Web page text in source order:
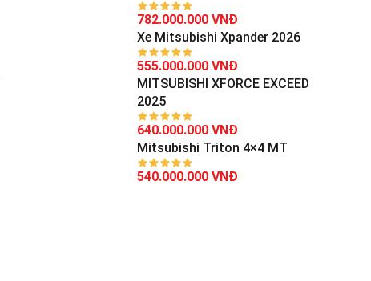
782.000.000 VNĐ
Xe Mitsubishi Xpander 2026
555.000.000 VNĐ
MITSUBISHI XFORCE EXCEED
2025
640.000.000 VNĐ
Mitsubishi Triton 4×4 MT
540.000.000 VNĐ